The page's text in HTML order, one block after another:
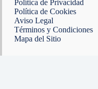
Política de Privacidad
Política de Cookies
Aviso Legal
Términos y Condiciones
Mapa del Sitio